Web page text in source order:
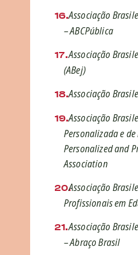
Associação
– ABCPública
Associação
(ABej)
Associação
Associação
Personalizada e
Personalized and
Association
Associação
Profissionais em
Associação
– Abraço Brasil